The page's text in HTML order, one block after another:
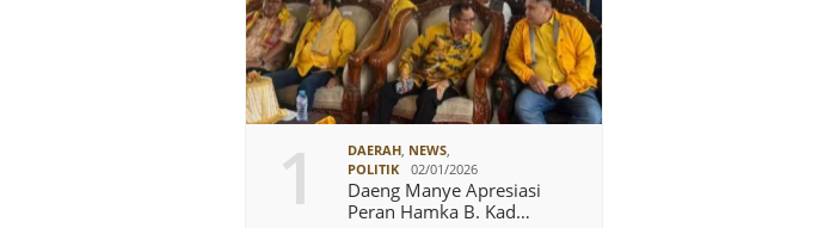
1 DAERAH, NEWS,
POLITIK
02/01/2026
Daeng Manye Apresiasi
Peran Hamka B. Kad…